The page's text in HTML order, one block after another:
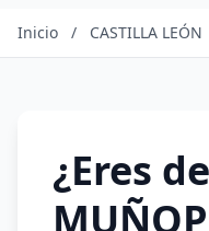
Inicio / CASTILLA LEÓN
¿Eres de